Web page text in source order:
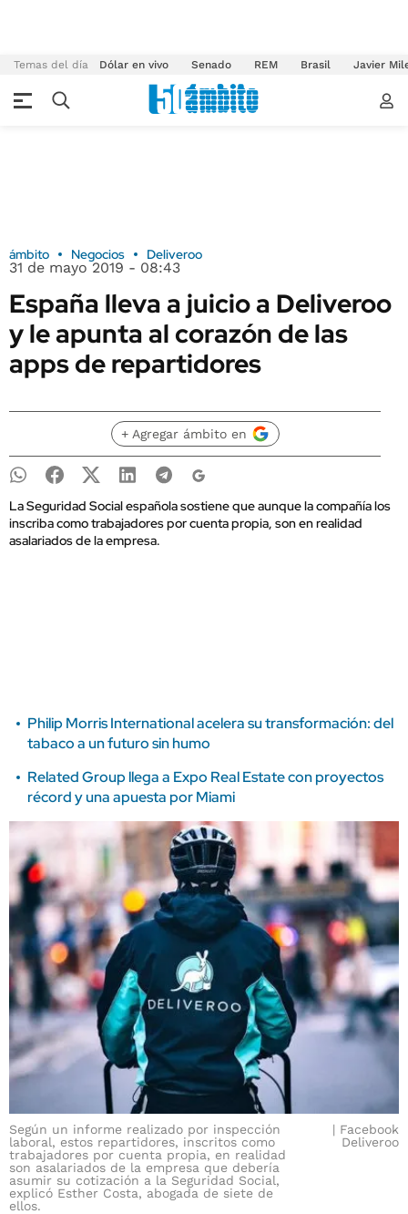
Temas del día Dólar en vivo Senado REM Brasil Javier
ámbito Negocios Deliveroo
31 de mayo 2019 - 08:43
España lleva a juicio a Deliveroo
y le apunta al corazón de las
apps de repartidores
+ Agregar ámbito en
La Seguridad Social española sostiene que aunque la compañía los
inscriba como trabajadores por cuenta propia, son en realidad
asalariados de la empresa.
Philip Morris International acelera su transformación: del
tabaco a un futuro sin humo
Related Group llega a Expo Real Estate con proyectos
récord y una apuesta por Miami
Según un informe realizado por inspección
laboral, estos repartidores, inscritos como
trabajadores por cuenta propia, en realidad
son asalariados de la empresa que debería
asumir su cotización a la Seguridad Social,
explicó Esther Costa, abogada de siete de
ellos.
Facebook
Deliveroo